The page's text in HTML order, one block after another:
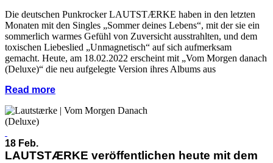
Die deutschen Punkrocker LAUTSTÆRKE haben in den letzten
Monaten mit den Singles „Sommer deines Lebens“, mit der sie ein
sommerlich warmes Gefühl von Zuversicht ausstrahlten, und dem
toxischen Liebeslied „Unmagnetisch“ auf sich aufmerksam
gemacht. Heute, am 18.02.2022 erscheint mit „Vom Morgen danach
(Deluxe)“ die neu aufgelegte Version ihres Albums aus
Read more
18 Feb.
LAUTSTÆRKE veröffentlichen heute mit dem